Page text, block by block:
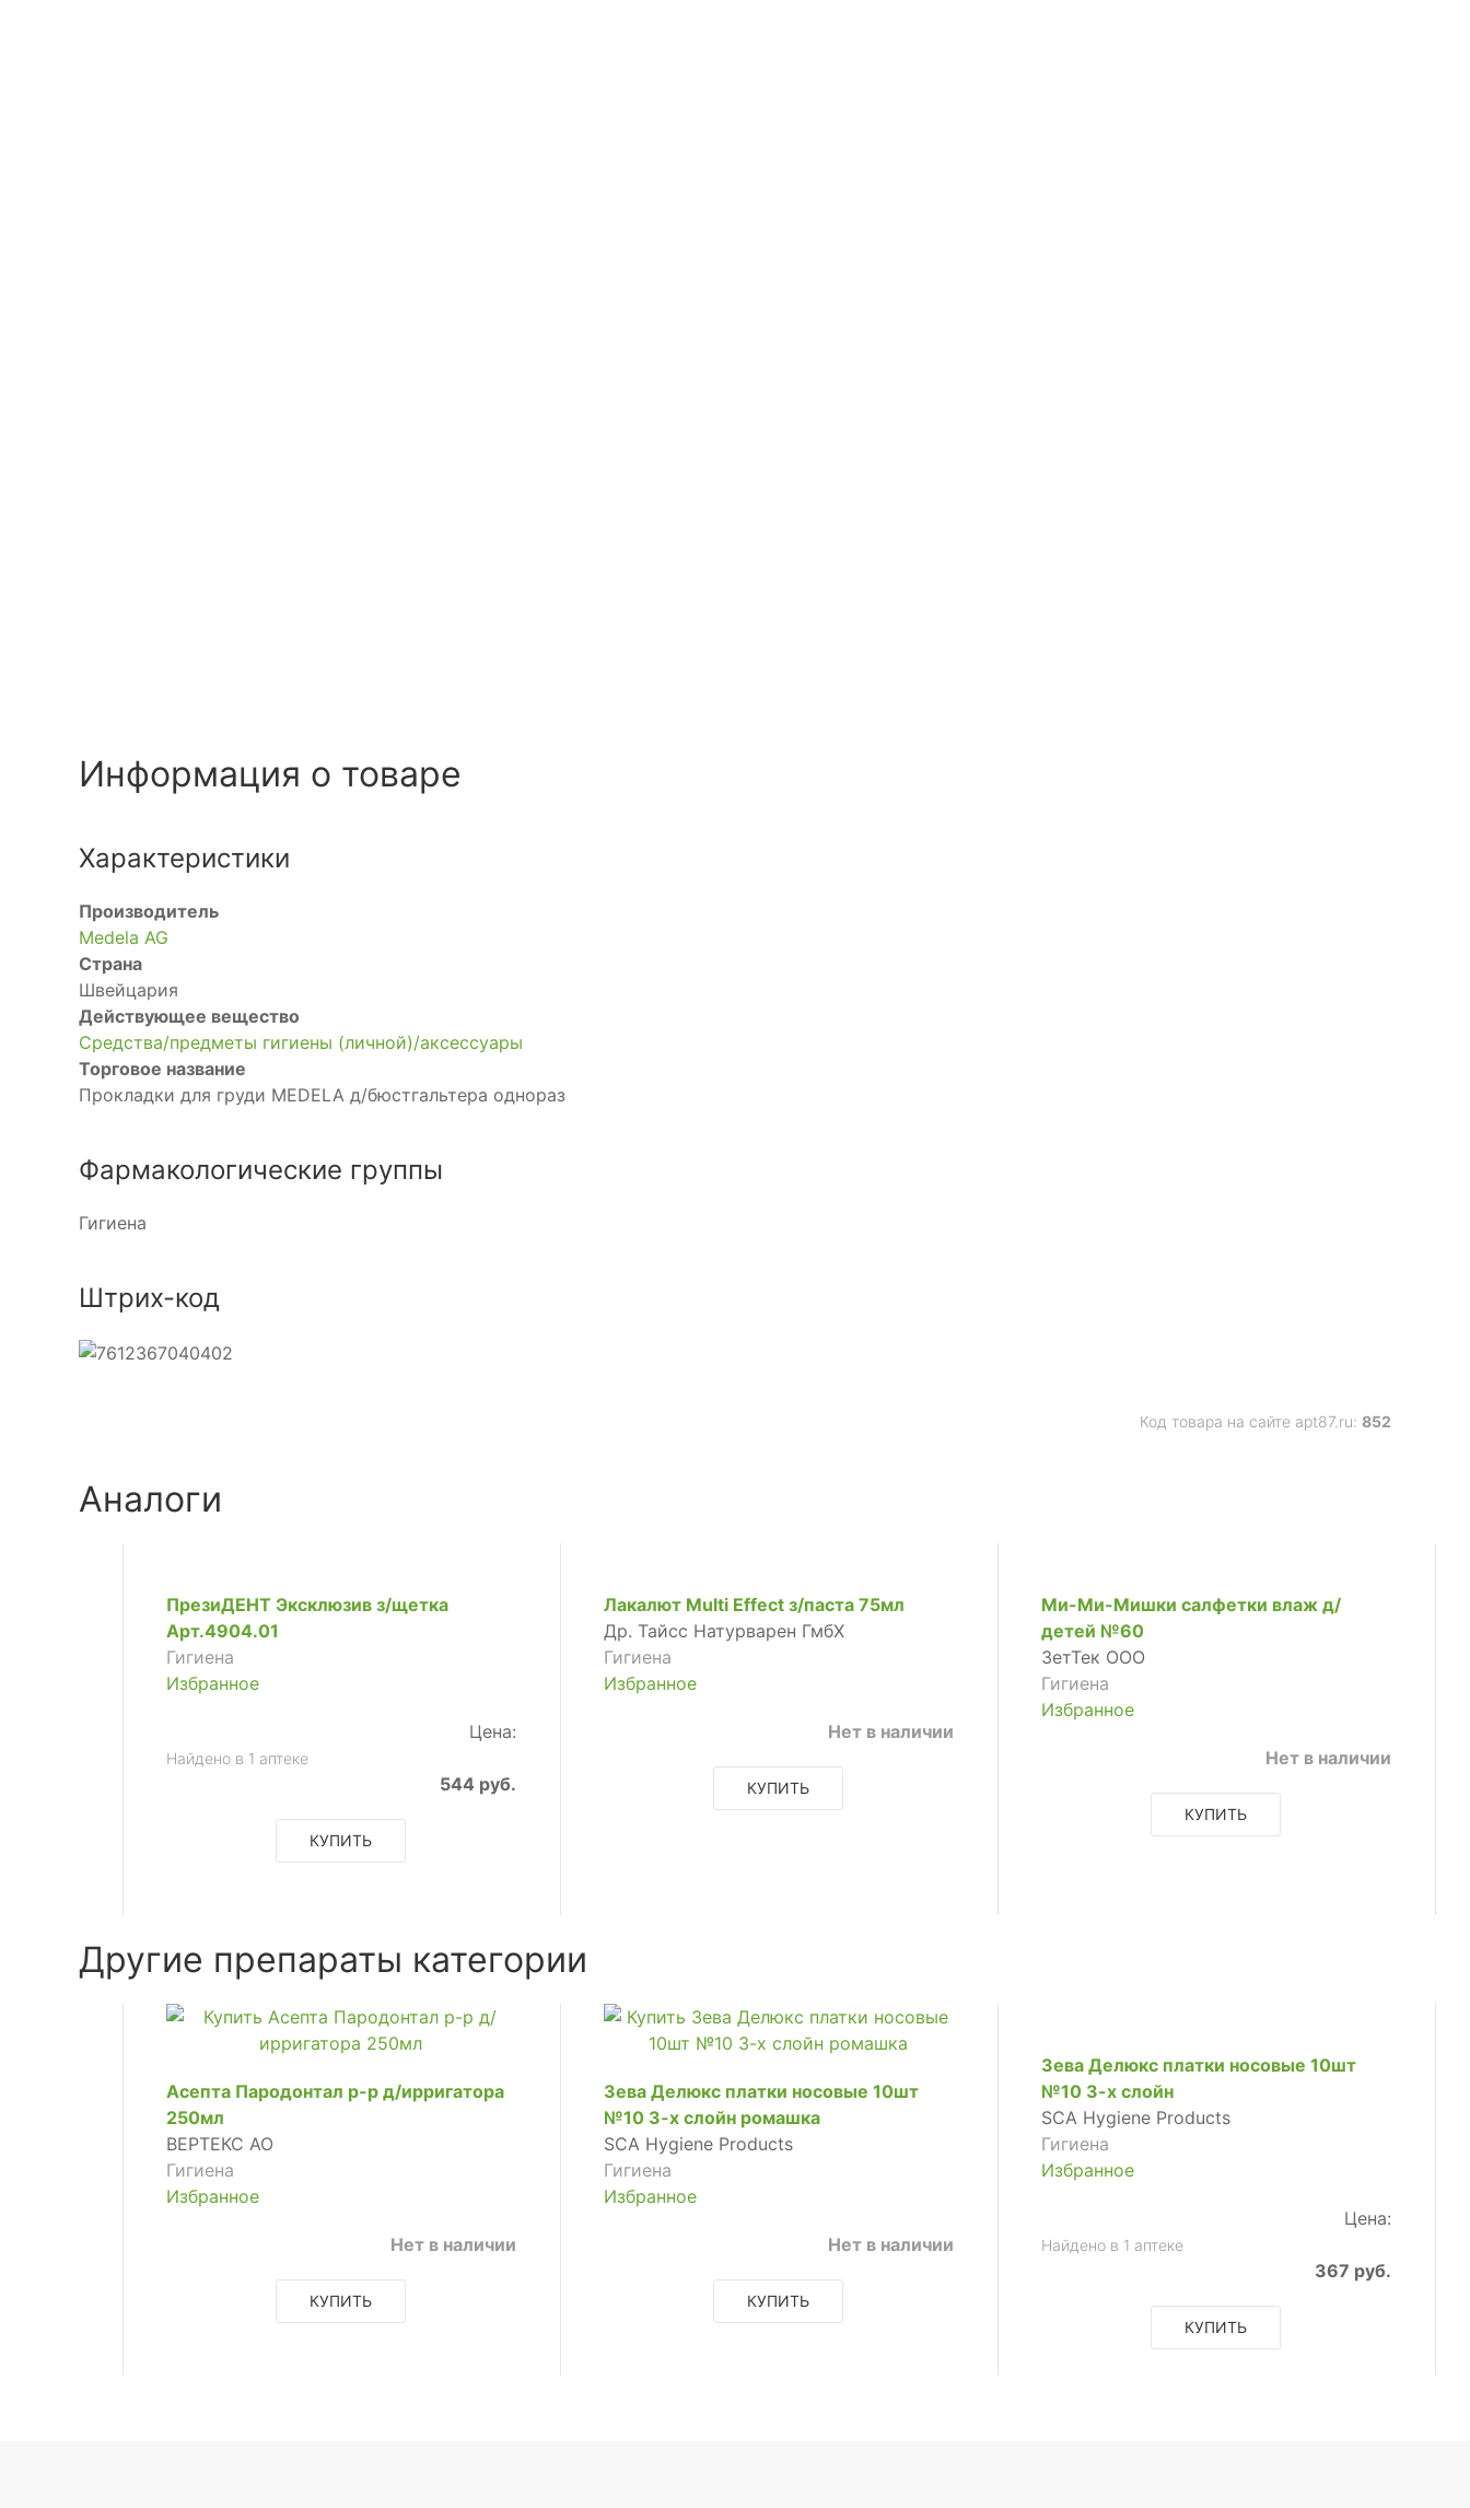
Информация о товаре
Характеристики
Производитель
Medela AG
Страна
Швейцария
Действующее вещество
Средства/предметы гигиены (личной)/аксессуары
Торговое название
Прокладки для груди MEDELA д/бюстгальтера однораз
Фармакологические группы
Гигиена
Штрих-код
Код товара на сайте apt87.ru: 852
Аналоги
ПрезиДЕНТ Эксклюзив з/щетка
Арт.4904.01
Гигиена
Избранное
Цена:
Найдено в 1 аптеке
544 руб.
КУПИТЬ
Лакалют Multi Effect з/паста 75мл
Др. Тайсс Натурварен ГмбХ
Гигиена
Избранное
Нет в наличии
КУПИТЬ
Ми-Ми-Мишки салфетки влаж д/
детей №60
ЗетТек ООО
Гигиена
Избранное
Нет в наличии
КУПИТЬ
Другие препараты категории
Асепта Пародонтал р-р д/ирригатора
250мл
ВЕРТЕКС АО
Гигиена
Избранное
Нет в наличии
КУПИТЬ
Зева Делюкс платки носовые 10шт
№10 3-х слойн ромашка
SCA Hygiene Products
Гигиена
Избранное
Нет в наличии
КУПИТЬ
Зева Делюкс платки носовые 10шт
№10 3-х слойн
SCA Hygiene Products
Гигиена
Избранное
Цена:
Найдено в 1 аптеке
367 руб.
КУПИТЬ